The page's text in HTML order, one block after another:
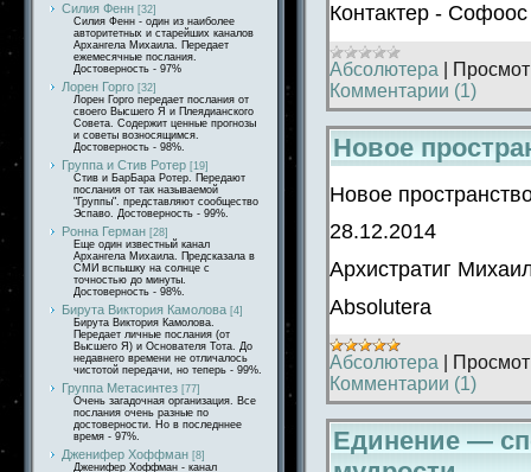
Силия Фенн [32]
Силия Фенн - один из наиболее
авторитетных и старейших каналов
Архангела Михаила. Передает
ежемесячные послания.
Достоверность - 97%
Лорен Горго [32]
Лорен Горго передает послания от
своего Высшего Я и Плеядианского
Совета. Содержит ценные прогнозы
и советы возносящимся.
Достоверность - 98%.
Группа и Стив Ротер [19]
Стив и БарБара Ротер. Передают
послания от так называемой
"Группы". представляют сообщество
Эспаво. Достоверность - 99%.
Ронна Герман [28]
Еще один известный канал
Архангела Михаила. Предсказала в
СМИ вспышку на солнце с
точностью до минуты.
Достоверность - 98%.
Бирута Виктория Камолова [4]
Бирута Виктория Камолова.
Передает личные послания (от
Высшего Я) и Основателя Тота. До
недавнего времени не отличалось
чистотой передачи, но теперь - 99%.
Группа Метасинтез [77]
Очень загадочная организация. Все
послания очень разные по
достоверности. Но в последннее
время - 97%.
Дженифер Хоффман [8]
Дженифер Хоффман - канал
Контактер - Софоос
Абсолютера
Комментарии (1)
Новое
Новое
28.12.2014
Архистратиг
Absolutera
Абсолютера
Комментарии (1)
Единение —